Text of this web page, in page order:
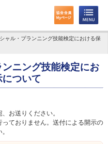
ャル・プランニング技能検定における保
ニング技能検定にお
ついて
お送りください。
ておりません。送付による開示の